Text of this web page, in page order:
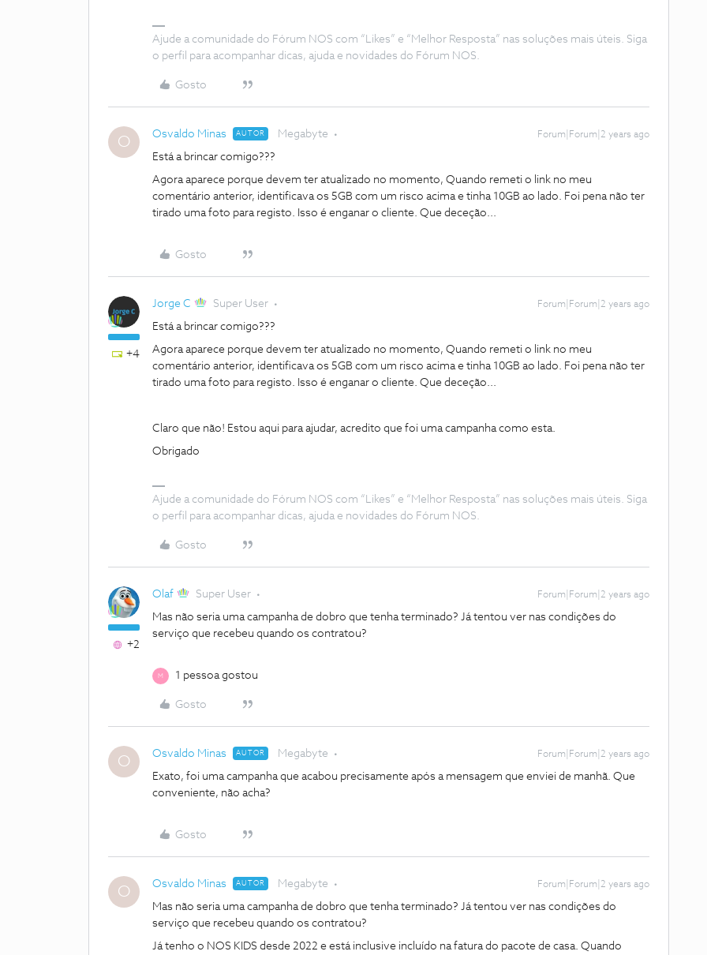
Ajude a comunidade do Fórum NOS com “Likes” e “Melhor Resposta” nas soluções mais úteis. Siga
o perfil para acompanhar dicas, ajuda e novidades do Fórum NOS.
Gosto
O Osvaldo Minas AUTOR Megabyte Forum|Forum|2 years ago
Está a brincar comigo???
Agora aparece porque devem ter atualizado no momento, Quando remeti o link no meu
comentário anterior, identificava os 5GB com um risco acima e tinha 10GB ao lado. Foi pena não ter
tirado uma foto para registo. Isso é enganar o cliente. Que deceção...
Gosto
+4
Jorge C Super User Forum|Forum|2 years ago
Está a brincar comigo???
Agora aparece porque devem ter atualizado no momento, Quando remeti o link no meu
comentário anterior, identificava os 5GB com um risco acima e tinha 10GB ao lado. Foi pena não ter
tirado uma foto para registo. Isso é enganar o cliente. Que deceção...
Claro que não! Estou aqui para ajudar, acredito que foi uma campanha como esta.
Obrigado
Ajude a comunidade do Fórum NOS com “Likes” e “Melhor Resposta” nas soluções mais úteis. Siga
o perfil para acompanhar dicas, ajuda e novidades do Fórum NOS.
Gosto
+2
Olaf Super User Forum|Forum|2 years ago
Mas não seria uma campanha de dobro que tenha terminado? Já tentou ver nas condições do
serviço que recebeu quando os contratou?
M 1 pessoa gostou
Gosto
O Osvaldo Minas AUTOR Megabyte Forum|Forum|2 years ago
Exato, foi uma campanha que acabou precisamente após a mensagem que enviei de manhã. Que
conveniente, não acha?
Gosto
O Osvaldo Minas AUTOR Megabyte Forum|Forum|2 years ago
Mas não seria uma campanha de dobro que tenha terminado? Já tentou ver nas condições do
serviço que recebeu quando os contratou?
Já tenho o NOS KIDS desde 2022 e está inclusive incluído na fatura do pacote de casa. Quando